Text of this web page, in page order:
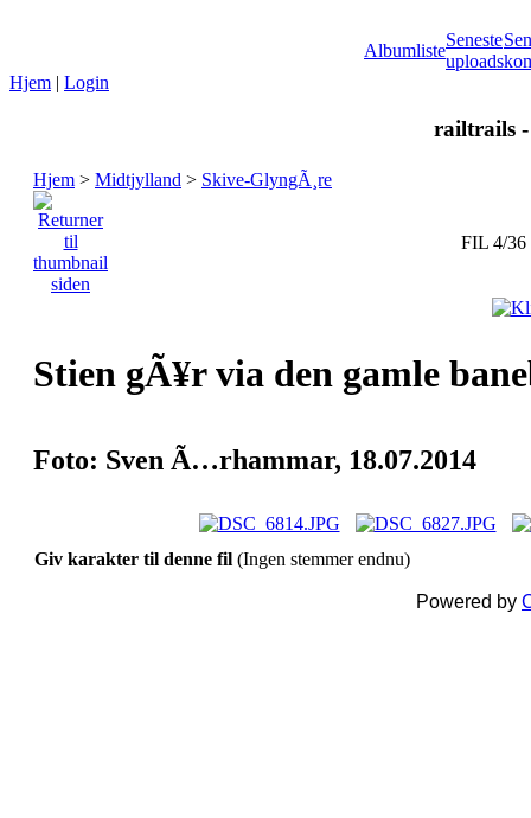
Albumliste
Seneste
uploads
Hjem | Login
railtrails
Hjem > Midtjylland > Skive-GlyngÃ¸re
FIL 4/36
Stien gÃ¥r via den gamle
Foto: Sven Ã…rhammar, 18.07.2014
Giv karakter til denne fil (Ingen stemmer endnu)
Powered by